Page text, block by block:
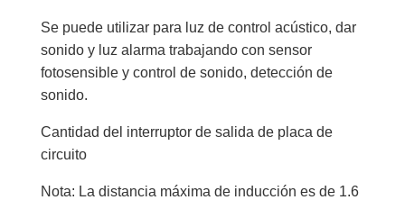
Se puede utilizar para luz de control acústico, dar
sonido y luz alarma trabajando con sensor
fotosensible y control de sonido, detección de
sonido.
Cantidad del interruptor de salida de placa de
circuito
Nota: La distancia máxima de inducción es de 1.6